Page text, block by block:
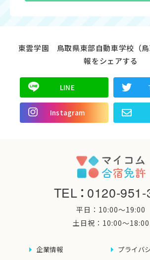
東雲学園 鳥取県東部自動車学校（
報をシェアする
LINE
Instagram
TEL：0120-951-
平日：10:00〜19:00
土日祝：10:00〜18:00
企業情報 プライバ